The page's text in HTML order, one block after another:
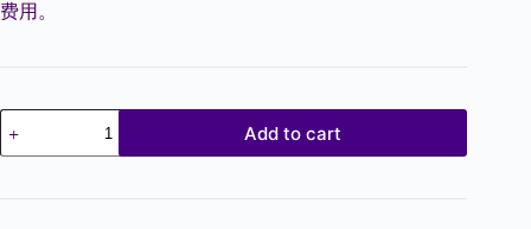
费用。
中
国
Add to cart